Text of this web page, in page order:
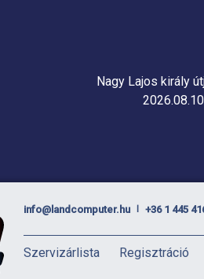
Nagy Lajos király
info@landcomputer.hu +36 1 445
Szervizárlista Regisztráció